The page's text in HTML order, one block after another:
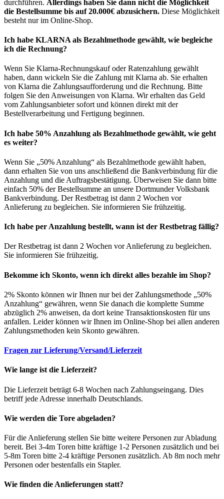
durchführen. Allerdings haben Sie dann nicht die Möglichkeit
die Bestellsumme bis auf 20.000€ abzusichern. Diese Möglichkeit
besteht nur im Online-Shop.
Ich habe KLARNA als Bezahlmethode gewählt, wie begleiche
ich die Rechnung?
Wenn Sie Klarna-Rechnungskauf oder Ratenzahlung gewählt
haben, dann wickeln Sie die Zahlung mit Klarna ab. Sie erhalten
von Klarna die Zahlungsaufforderung und die Rechnung. Bitte
folgen Sie den Anweisungen von Klarna. Wir erhalten das Geld
vom Zahlungsanbieter sofort und können direkt mit der
Bestellverarbeitung und Fertigung beginnen.
Ich habe 50% Anzahlung als Bezahlmethode gewählt, wie geht
es weiter?
Wenn Sie „50% Anzahlung“ als Bezahlmethode gewählt haben,
dann erhalten Sie von uns anschließend die Bankverbindung für die
Anzahlung und die Auftragsbestätigung. Überweisen Sie dann bitte
einfach 50% der Bestellsumme an unsere Dortmunder Volksbank
Bankverbindung. Der Restbetrag ist dann 2 Wochen vor
Anlieferung zu begleichen. Sie informieren Sie frühzeitig.
Ich habe per Anzahlung bestellt, wann ist der Restbetrag fällig?
Der Restbetrag ist dann 2 Wochen vor Anlieferung zu begleichen.
Sie informieren Sie frühzeitig.
Bekomme ich Skonto, wenn ich direkt alles bezahle im Shop?
2% Skonto können wir Ihnen nur bei der Zahlungsmethode „50%
Anzahlung“ gewähren, wenn Sie danach die komplette Summe
abzüglich 2% anweisen, da dort keine Transaktionskosten für uns
anfallen. Leider können wir Ihnen im Online-Shop bei allen anderen
Zahlungsmethoden kein Skonto gewähren.
Fragen zur Lieferung/Versand/Lieferzeit
Wie lange ist die Lieferzeit?
Die Lieferzeit beträgt 6-8 Wochen nach Zahlungseingang. Dies
betriff jede Adresse innerhalb Deutschlands.
Wie werden die Tore abgeladen?
Für die Anlieferung stellen Sie bitte weitere Personen zur Abladung
bereit. Bei 3-4m Toren bitte kräftige 1-2 Personen zusätzlich und bei
5-8m Toren bitte 2-4 kräftige Personen zusätzlich. Ab 8m noch mehr
Personen oder bestenfalls ein Stapler.
Wie finden die Anlieferungen statt?